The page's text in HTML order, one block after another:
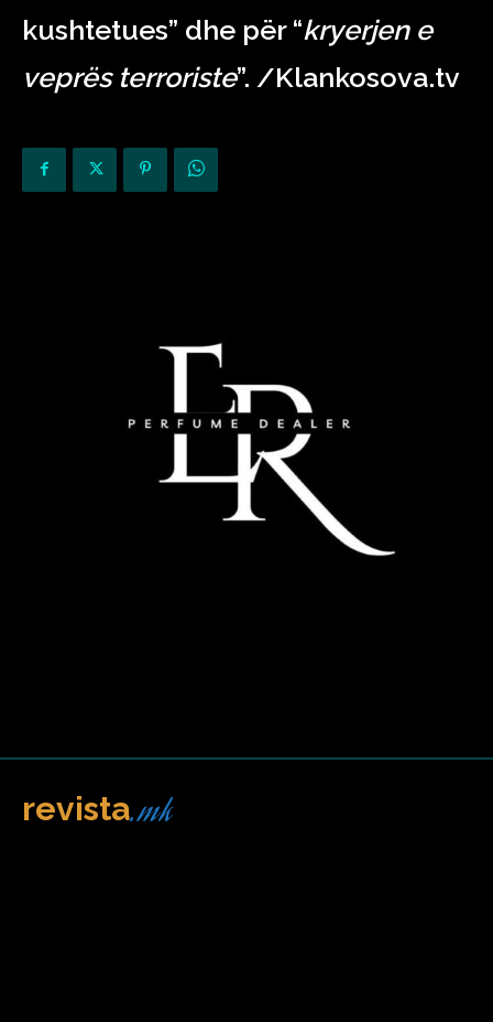
kushtetues” dhe për “kryerjen e
veprës terroriste”. /Klankosova.tv
revista.mk